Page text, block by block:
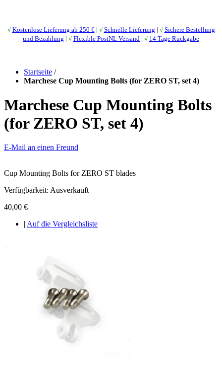
√ Kostenlose Lieferung ab 250 €| √ Schnelle Lieferung | √ Sichere Bestellung
und Bezahlung | √ Flexible PostNL Versand | √ 14 Tage Rückgabe
Startseite /
Marchese Cup Mounting Bolts (for ZERO ST, set 4)
Marchese Cup Mounting Bolts
(for ZERO ST, set 4)
E-Mail an einen Freund
Cup Mounting Bolts for ZERO ST blades
Verfügbarkeit: Ausverkauft
40,00 €
Auf die Vergleichsliste